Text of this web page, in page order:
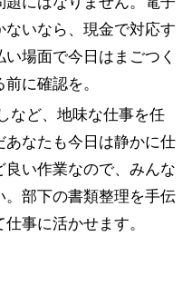
いなら、現金で対応す
場面で今日はまごつく
に確認を。
など、地味な仕事を任
あなたも今日は静かに仕
い作業なので、みんな
部下の書類整理を手伝
事に活かせます。